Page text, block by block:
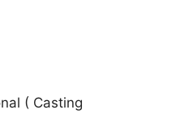
( Casting